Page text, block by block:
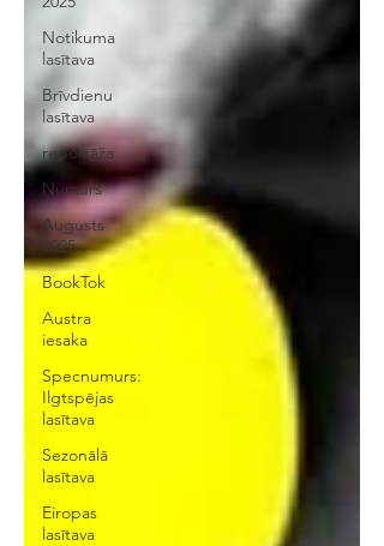
Notikuma
lasītava
Brīvdienu
lasītava
reportāža
Numurs
Augusts
2025
BookTok
Austra
iesaka
Specnumurs:
Ilgtspējas
lasītava
Sezonālā
lasītava
Eiropas
lasītava